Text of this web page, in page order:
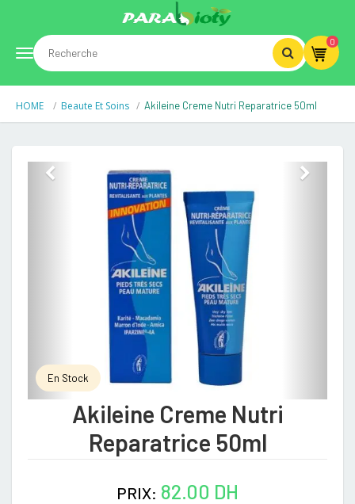
Toggle
navigation
0
HOME Beaute Et Soins Akileine Creme Nutri Reparatrice 50ml
Previous
En Stock
Akileine Creme Nutri
Reparatrice 50ml
PRIX: 82.00 DH